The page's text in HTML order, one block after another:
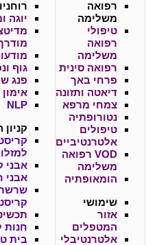
רפואה
משלימה
טיפולי
רפואה
משלימה
רפואה סינית
פרחי באך
דיאטה ותזונה
צמחי מרפא
נטורופתיה
טיפולים
אלטרנטיביים
VOD רפואה
משלימה
הומאופתיה
שימושי
אזור
המטפלים
אלטרנטיבלי
יוגה
גוף
פנג
NLP
קניון
אבני
אבני
חנות
בית